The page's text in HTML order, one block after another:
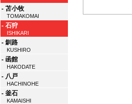
- 苫小牧
TOMAKOMAI
- 石狩
ISHIKARI
- 釧路
KUSHIRO
- 函館
HAKODATE
- 八戸
HACHINOHE
- 釜石
KAMAISHI